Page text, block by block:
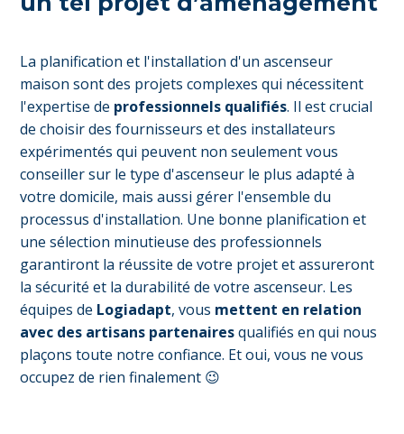
La planification et l'installation d'un ascenseur
maison sont des projets complexes qui nécessitent
l'expertise de professionnels qualifiés. Il est crucial
de choisir des fournisseurs et des installateurs
expérimentés qui peuvent non seulement vous
conseiller sur le type d'ascenseur le plus adapté à
votre domicile, mais aussi gérer l'ensemble du
processus d'installation. Une bonne planification et
une sélection minutieuse des professionnels
garantiront la réussite de votre projet et assureront
la sécurité et la durabilité de votre ascenseur. Les
équipes de Logiadapt, vous mettent en relation
avec des artisans partenairesqualifiés en qui nous
plaçons toute notre confiance. Et oui, vous ne vous
occupez de rien finalement 😉